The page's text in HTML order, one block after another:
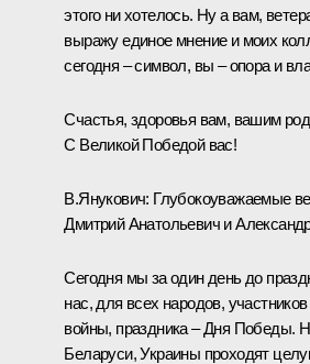
этого ни хотелось. Ну а вам,
выражу единое мнение и моих
сегодня – символ, вы – опора и
Счастья, здоровья вам, вашим
С Великой Победой вас!
В.Янукович: Глубокоуважаемые
Дмитрий Анатольевич и
Сегодня мы за один день до
нас, для всех народов,
войны, праздника – Дня Победы.
Беларуси, Украины проходят